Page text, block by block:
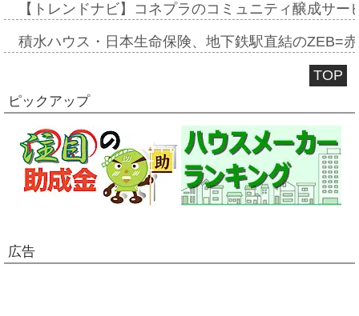
【トレンドナビ】コネプラのコミュニティ醸成サ
積水ハウス・日本生命保険、地下鉄駅直結のZEB=
TOP
ピックアップ
広告